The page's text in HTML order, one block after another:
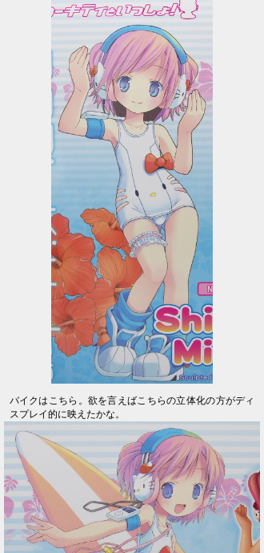
バイクはこちら。欲を言えばこちらの立体化の方がディ
スプレイ的に映えたかな。